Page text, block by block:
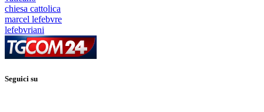
chiesa cattolica
marcel lefebvre
lefebvriani
Seguici su